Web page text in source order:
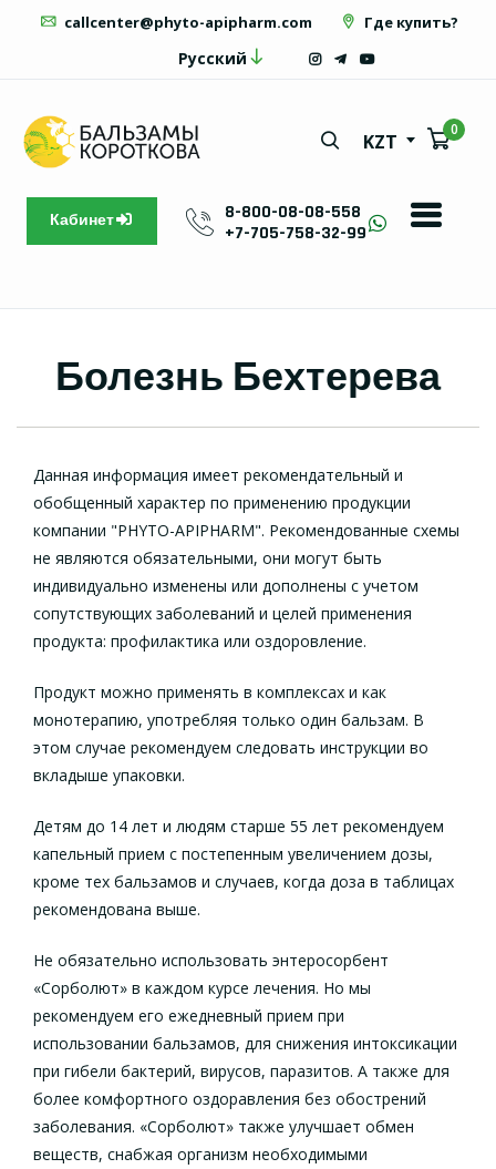
callcenter@phyto-apipharm.com Где купить?
Русский
KZT
0
Кабинет
8-800-08-08-558
+7-705-758-32-99
Болезнь Бехтерева
Данная информация имеет рекомендательный и
обобщенный характер по применению продукции
компании "PHYTO-APIPHARM". Рекомендованные схемы
не являются обязательными, они могут быть
индивидуально изменены или дополнены с учетом
сопутствующих заболеваний и целей применения
продукта: профилактика или оздоровление.
Продукт можно применять в комплексах и как
монотерапию, употребляя только один бальзам. В
этом случае рекомендуем следовать инструкции во
вкладыше упаковки.
Детям до 14 лет и людям старше 55 лет рекомендуем
капельный прием с постепенным увеличением дозы,
кроме тех бальзамов и случаев, когда доза в таблицах
рекомендована выше.
Не обязательно использовать энтеросорбент
«Сорболют» в каждом курсе лечения. Но мы
рекомендуем его ежедневный прием при
использовании бальзамов, для снижения интоксикации
при гибели бактерий, вирусов, паразитов. А также для
более комфортного оздоравления без обострений
заболевания. «Сорболют» также улучшает обмен
веществ, снабжая организм необходимыми